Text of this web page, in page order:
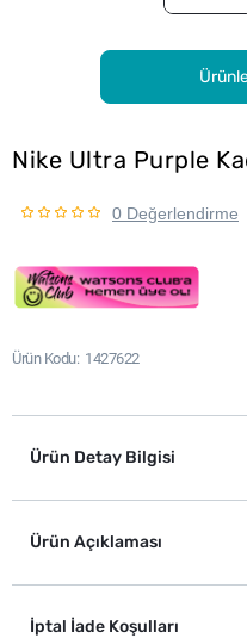
Nike Ultra Purple
0 Değerlendirme
Ürün Kodu 1427622
Ürün Detay Bilgisi
Ürün Açıklaması
İptal İade Koşulları